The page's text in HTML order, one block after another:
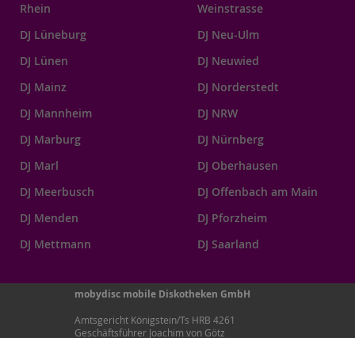
Rhein
DJ Lüneburg
DJ Lünen
DJ Mainz
DJ Mannheim
DJ Marburg
DJ Marl
DJ Meerbusch
DJ Menden
DJ Mettmann
Weinstrasse
DJ Neu-Ulm
DJ Neuwied
DJ Norderstedt
DJ NRW
DJ Nürnberg
DJ Oberhausen
DJ Offenbach am Main
DJ Pforzheim
DJ Saarland
mobydisc mobile Diskotheken GmbH
Amtsgericht Königstein/Ts HRB 4261
Geschäftsführer Joachim von Götz